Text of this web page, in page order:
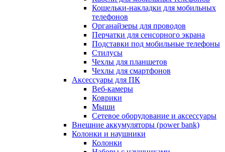
Кошельки-накладки для мобильных
телефонов
Органайзеры для проводов
Перчатки для сенсорного экрана
Подставки под мобильные телефоны
Стилусы
Чехлы для планшетов
Чехлы для смартфонов
Аксессуары для ПК
Веб-камеры
Коврики
Мыши
Сетевое оборудование и аксессуары
Внешние аккумуляторы (power bank)
Колонки и наушники
Колонки